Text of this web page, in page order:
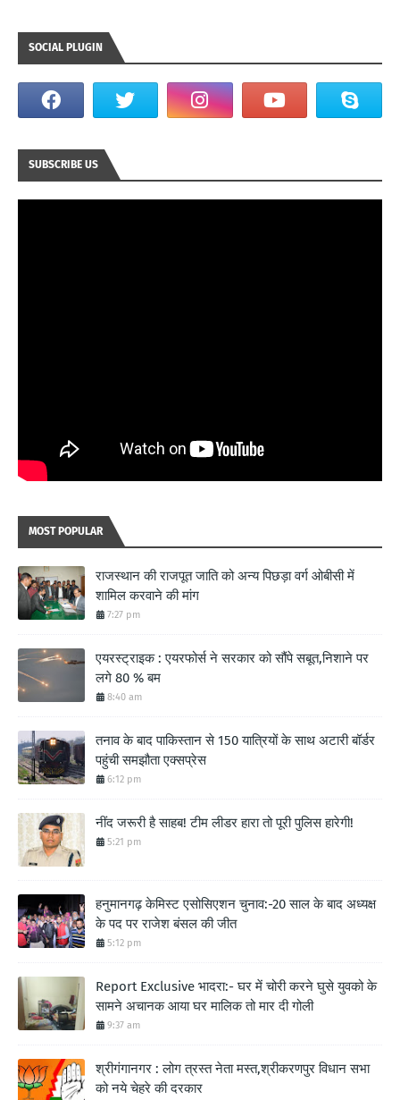
SOCIAL PLUGIN
SUBSCRIBE US
MOST POPULAR
राजस्थान की राजपूत जाति को अन्य पिछड़ा वर्ग ओबीसी में
शामिल करवाने की मांग
7:27 pm
एयरस्ट्राइक : एयरफोर्स ने सरकार को सौंपे सबूत,निशाने पर
लगे 80 % बम
8:40 am
तनाव के बाद पाकिस्तान से 150 यात्रियों के साथ अटारी बॉर्डर
पहुंची समझौता एक्सप्रेस
6:12 pm
नींद जरूरी है साहब! टीम लीडर हारा तो पूरी पुलिस हारेगी!
5:21 pm
हनुमानगढ़ केमिस्ट एसोसिएशन चुनाव:-20 साल के बाद अध्यक्ष
के पद पर राजेश बंसल की जीत
5:12 pm
Report Exclusive भादरा:- घर में चोरी करने घुसे युवको के
सामने अचानक आया घर मालिक तो मार दी गोली
9:37 am
श्रीगंगानगर : लोग त्रस्त नेता मस्त,श्रीकरणपुर विधान सभा
को नये चेहरे की दरकार